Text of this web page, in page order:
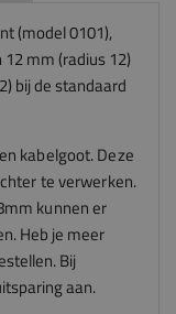
(model 0101),
mm (radius 12)
bij de standaard
kabelgoot. Deze
te verwerken.
kunnen er
Heb je meer
Bij
aan.